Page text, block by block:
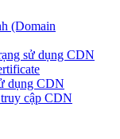
(Domain
sử dụng CDN
dụng CDN
cập CDN